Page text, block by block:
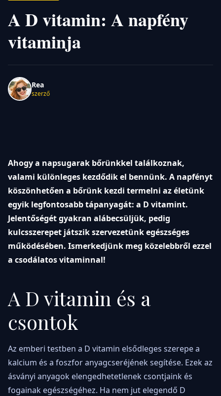
A D vitamin: A napfény
vitaminja
Rea
szerző
Ahogy a napsugarak bőrünkkel találkoznak,
valami különleges kezdődik el bennünk. A napfényt
köszönhetően a bőrünk kezdi termelni az életünk
egyik legfontosabb tápanyagát: a D vitamint.
Jelentőségét gyakran alábecsüljük, pedig
kulcsszerepet játszik szervezetünk egészséges
működésében. Ismerkedjünk meg közelebbről ezzel
a csodálatos vitaminnal!
A D vitamin és a
csontok
Az emberi testben a D vitamin elsődleges szerepe a
kalcium és a foszfor anyagcseréjének segítése. Ezek az
ásványi anyagok elengedhetetlenek csontjaink és
fogainak egészségéhez. Ha nem jut elegendő D